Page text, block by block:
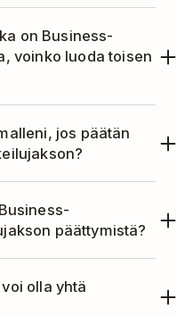
on Business-
voinko luoda toisen
Business-
jos päätän
kuin olet
voidaan
päättymistä?
on
olla yhtä